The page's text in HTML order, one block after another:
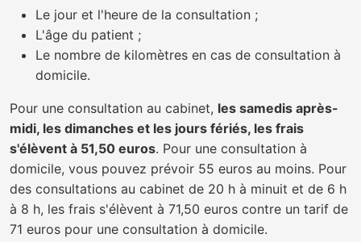
Le jour et l'heure de la consultation ;
L'âge du patient ;
Le nombre de kilomètres en cas de consultation à
domicile.
Pour une consultation au cabinet, les samedis après-
midi, les dimanches et les jours fériés, les frais
s'élèvent à 51,50 euros. Pour une consultation à
domicile, vous pouvez prévoir 55 euros au moins. Pour
des consultations au cabinet de 20 h à minuit et de 6 h
à 8 h, les frais s'élèvent à 71,50 euros contre un tarif de
71 euros pour une consultation à domicile.